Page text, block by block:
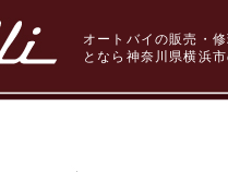
オートバイの販売・
となら神奈川県横浜